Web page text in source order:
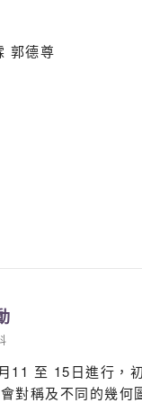
郭德尊
至 15日進行，
對稱及不同的幾